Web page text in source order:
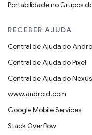
Portabilidade no Grupos
RECEBER AJUDA
Central de Ajuda do
Central de Ajuda do Pixel
Central de Ajuda do Nexus
www.android.com
Google Mobile Services
Stack Overflow